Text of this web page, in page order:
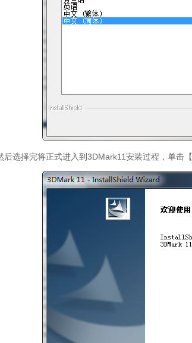
选择完将正式进入到3DMark11安装过程，单击【